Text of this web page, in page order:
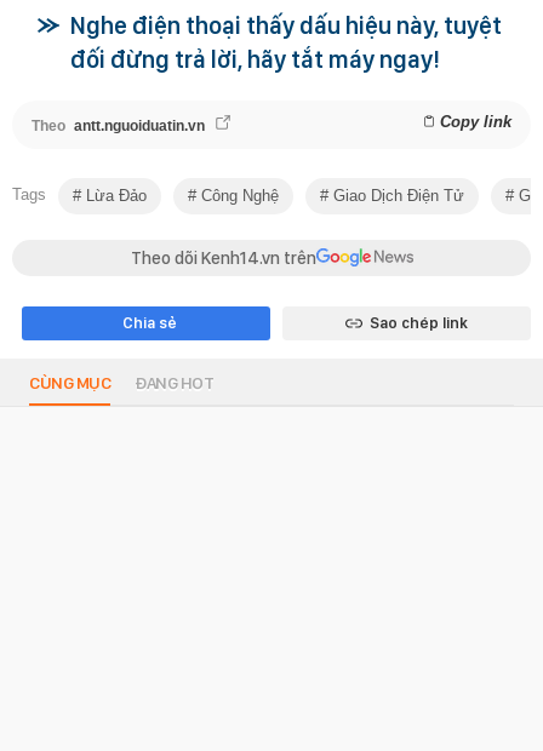
Nghe điện thoại thấy dấu hiệu này, tuyệt
đối đừng trả lời, hãy tắt máy ngay!
Theo antt.nguoiduatin.vn Copy link
Tags Lừa Đảo Công Nghệ Giao Dịch Điện Tử
Theo dõi Kenh14.vn trên
Chia sẻ Sao chép link
CÙNG MỤC ĐANG HOT